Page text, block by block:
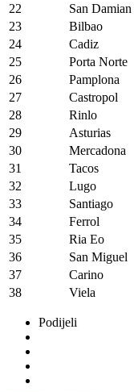
22
San Damian
23
Bilbao
24
Cadiz
25
Porta Norte
26
Pamplona
27
Castropol
28
Rinlo
29
Asturias
30
Mercadona
31
Tacos
32
Lugo
33
Santiago
34
Ferrol
35
Ria Eo
36
San Miguel
37
Carino
38
Viela
Podijeli